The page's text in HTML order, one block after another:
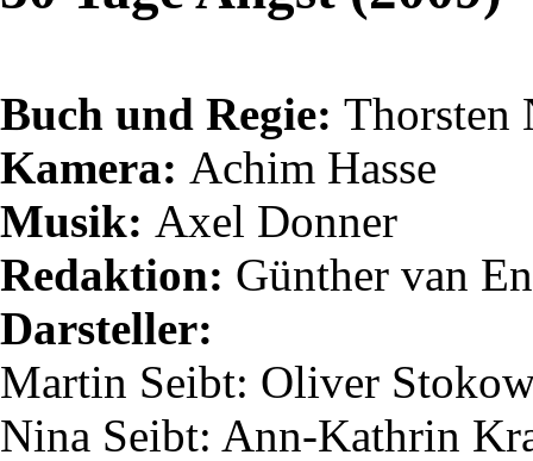
Buch und Regie: Thorsten
Kamera: Achim Hasse
Musik: Axel Donner
Redaktion: Günther van
Darsteller:
Martin Seibt: Oliver
Nina Seibt: Ann-Kathrin